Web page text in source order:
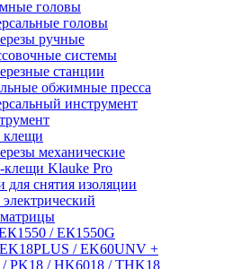
головы
головы
ручные
системы
станции
обжимные пресса
инструмент
клещи
механические
клещи Klauke Pro
для снятия изоляции
/ ЕК1550G
/ EK60UNV +
PK18 / HK6018 / THK18